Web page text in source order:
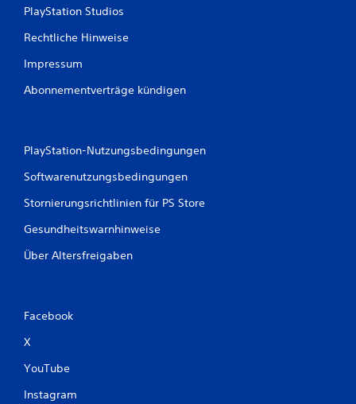
PlayStation Studios
Rechtliche Hinweise
Impressum
Abonnementverträge kündigen
PlayStation-Nutzungsbedingungen
Softwarenutzungsbedingungen
Stornierungsrichtlinien für PS Store
Gesundheitswarnhinweise
Über Altersfreigaben
Facebook
X
YouTube
Instagram